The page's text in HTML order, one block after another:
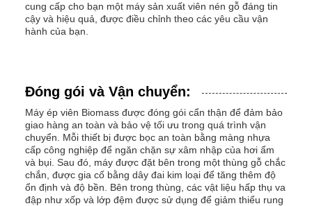
cung cấp cho bạn một máy sản xuất viên nén gỗ đáng tin
cậy và hiệu quả, được điều chỉnh theo các yêu cầu vận
hành của bạn.
Đóng gói và Vận chuyển:
Máy ép viên Biomass được đóng gói cẩn thận để đảm bảo
giao hàng an toàn và bảo vệ tối ưu trong quá trình vận
chuyển. Mỗi thiết bị được bọc an toàn bằng màng nhựa
cấp công nghiệp để ngăn chặn sự xâm nhập của hơi ẩm
và bụi. Sau đó, máy được đặt bên trong một thùng gỗ chắc
chắn, được gia cố bằng dây đai kim loại để tăng thêm độ
ổn định và độ bền. Bên trong thùng, các vật liệu hấp thụ va
đập như xốp và lớp đệm được sử dụng để giảm thiểu rung